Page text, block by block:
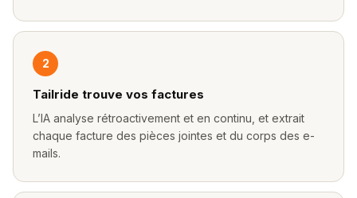
2
Tailride trouve vos factures
L’IA analyse rétroactivement et en continu, et extrait
chaque facture des pièces jointes et du corps des e-
mails.